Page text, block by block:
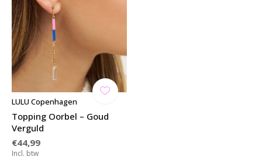
LULU Copenhagen
Topping Oorbel – Goud
Verguld
€44,99
Incl. btw